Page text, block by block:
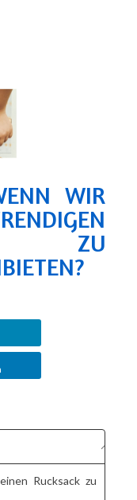
WIR
ZU
Rucksack zu